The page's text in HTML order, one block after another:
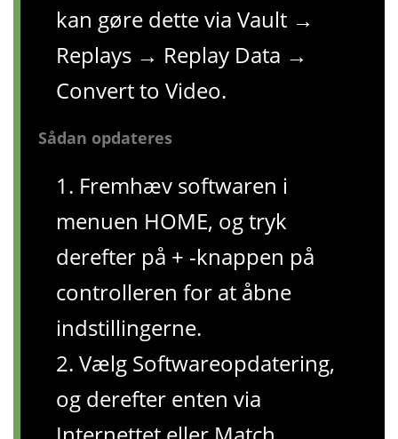
kan gøre dette via Vault →
Replays → Replay Data →
Convert to Video.
Sådan opdateres
1. Fremhæv softwaren i
menuen HOME, og tryk
derefter på + -knappen på
controlleren for at åbne
indstillingerne.
2. Vælg Softwareopdatering,
og derefter enten via